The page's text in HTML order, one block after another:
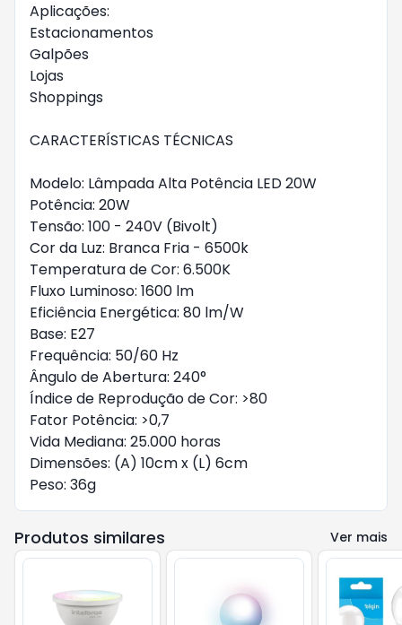
Aplicações:
Estacionamentos
Galpões
Lojas
Shoppings
CARACTERÍSTICAS TÉCNICAS
Modelo: Lâmpada Alta Potência LED 20W
Potência: 20W
Tensão: 100 - 240V (Bivolt)
Cor da Luz: Branca Fria - 6500k
Temperatura de Cor: 6.500K
Fluxo Luminoso: 1600 lm
Eficiência Energética: 80 lm/W
Base: E27
Frequência: 50/60 Hz
Ângulo de Abertura: 240°
Índice de Reprodução de Cor: >80
Fator Potência: >0,7
Vida Mediana: 25.000 horas
Dimensões: (A) 10cm x (L) 6cm
Peso: 36g
Produtos similares Ver mais